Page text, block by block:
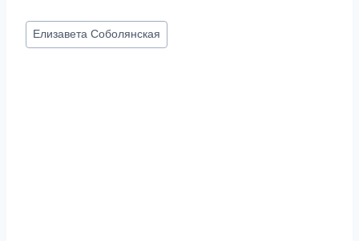
Метки
записи:
Елизавета Соболянская